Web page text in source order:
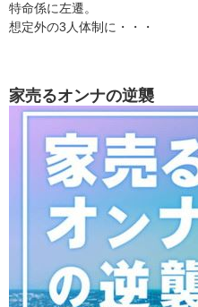
特命係に左遷。
想定外の3人体制に・・・
家売るオンナの逆襲